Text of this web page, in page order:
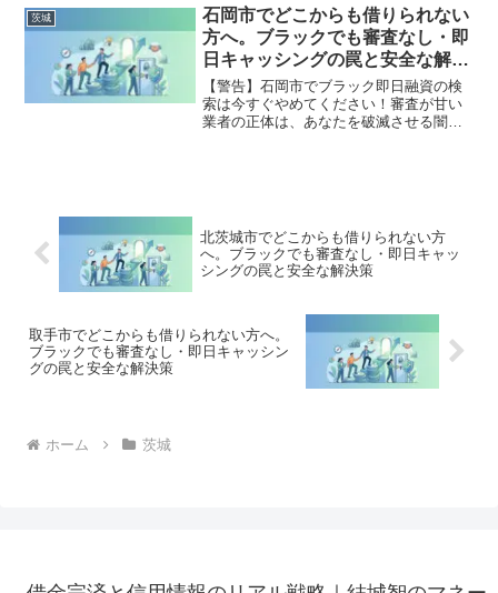
村で違法業者を避け、借金地獄から抜け
出した方々の実体験と確実な解決策を完
全公開。
茨城
石岡市でどこからも借りられない
方へ。ブラックでも審査なし・即
日キャッシングの罠と安全な解決
策
【警告】石岡市でブラック即日融資の検
索は今すぐやめてください！審査が甘い
業者の正体は、あなたを破滅させる闇金
北茨城市でどこからも借りられない方
へ。ブラックでも審査なし・即日キャッ
シングの罠と安全な解決策
取手市でどこからも借りられない方へ。
ブラックでも審査なし・即日キャッシン
グの罠と安全な解決策
ホーム 茨城